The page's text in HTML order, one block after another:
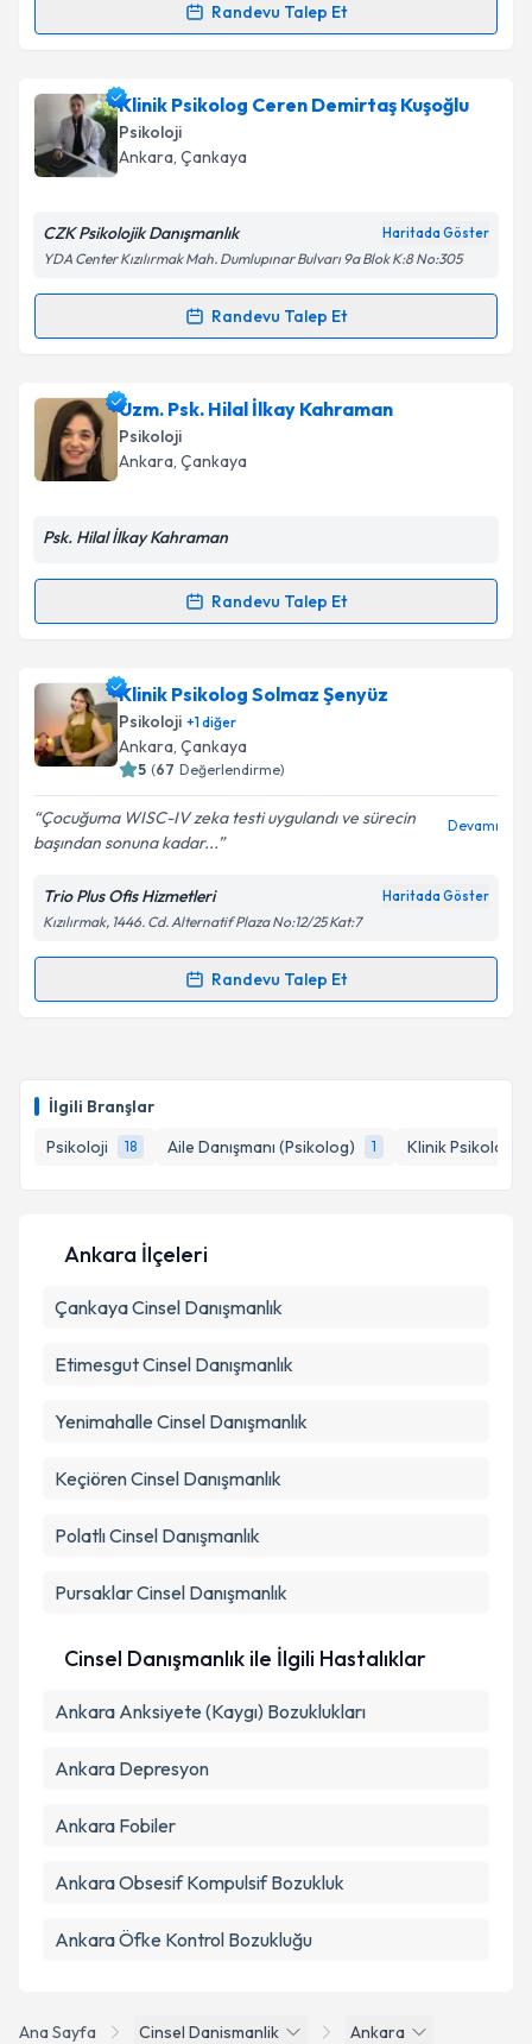
İlgili Branşlar
Psikoloji
18 Aile Danışmanı (Psikolog) 1 Klinik Psikolog
Randevu Talep Et
Randevu Takvimi Talebi
Klinik Psikolog Fatih Uğuriçin randevu takvimi
talebi oluşturun. Size bu uzmandan randevu almanız
için bir takvim hazırlandığında e-posta ile
bilgilendireceğiz.
Kişisel verilerimin işlenmesine ilişkinAydınlatma
kapsamda işlenmesini kabul ediyorum.
Takvim Talebini Gönder
Klinik Psikolog Ceren Demirtaş Kuşoğlu
Psikoloji
Ankara, Çankaya
CZK Psikolojik Danışmanlık Haritada Göster
YDA Center Kızılırmak Mah. Dumlupınar Bulvarı 9a Blok K:8 No:305
Randevu Talep Et
Randevu Takvimi Talebi
Klinik Psikolog Ceren Demirtaş Kuşoğlu
randevu takvimi talebi oluşturun. Size bu uzmandan
randevu almanız için bir takvim hazırlandığında e-
posta ile bilgilendireceğiz.
E-posta Adresiniz
kapsamda işlenmesini kabul ediyorum.
Takvim Talebini Gönder
Uzm. Psk. Hilal İlkay Kahraman
Psikoloji
Ankara, Çankaya
Psk. Hilal İlkay Kahraman
Randevu Talep Et
Randevu Takvimi Talebi
Uzm. Psk. Hilal İlkay Kahramaniçin randevu takvimi
talebi oluşturun. Size bu uzmandan randevu almanız
için bir takvim hazırlandığında e-posta ile
bilgilendireceğiz.
E-posta Adresiniz
Kişisel verilerimin işlenmesine ilişkin
Metni'ni okudum ve kişisel verilerimin belirtilen
kapsamda işlenmesini kabul ediyorum.
Klinik Psikolog Solmaz Şenyüz
Psikoloji +1diğer
Ankara, Çankaya
5 (67 Değerlendirme)
Çocuğuma WISC-IV zeka testi uygulandı ve sürecin
başından sonuna kadar...
Devamı
Trio Plus Ofis Hizmetleri Haritada Göster
Kızılırmak, 1446. Cd. Alternatif Plaza No:12/25 Kat:7
Randevu Talep Et
Randevu Takvimi Talebi
için bir takvim hazırlandığında e-posta ile
bilgilendireceğiz.
E-posta Adresiniz
Kişisel verilerimin işlenmesine ilişkin
kapsamda işlenmesini kabul ediyorum.
Takvim Talebini Gönder
Ana Sayfa Cinsel Danismanlik Ankara
Ankara İlçeleri
ÇankayaCinsel Danışmanlık
EtimesgutCinsel Danışmanlık
Yenimahalle Cinsel Danışmanlık
KeçiörenCinsel Danışmanlık
PolatlıCinsel Danışmanlık
PursaklarCinsel Danışmanlık
Cinsel Danışmanlık ile İlgili Hastalıklar
Ankara Anksiyete (Kaygı) Bozuklukları
Ankara Depresyon
Ankara Fobiler
Ankara Obsesif Kompulsif Bozukluk
Ankara Öfke Kontrol Bozukluğu